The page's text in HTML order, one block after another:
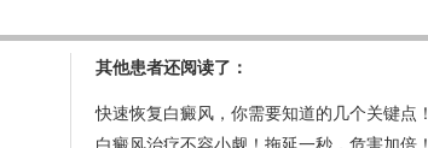
其他患者还阅读了：
快速恢复白癜风，你需要知道的几个关键点！